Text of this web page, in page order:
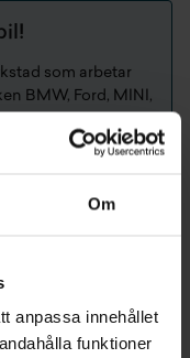
Om
anpassa innehållet
funktioner
som arbetar
BMW, Ford, MINI,
se